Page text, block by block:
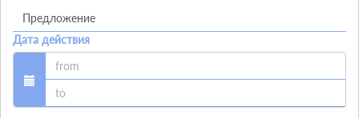
Дата действия